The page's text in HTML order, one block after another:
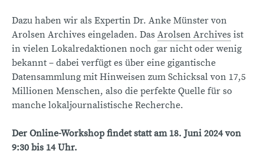
Dazu haben wir als Expertin Dr. Anke Münster von
Arolsen Archives eingeladen. Das Arolsen Archives ist
in vielen Lokalredaktionen noch gar nicht oder wenig
bekannt – dabei verfügt es über eine gigantische
Datensammlung mit Hinweisen zum Schicksal von 17,5
Millionen Menschen, also die perfekte Quelle für so
manche lokaljournalistische Recherche.
Der Online-Workshop findet statt am 18. Juni 2024 von
9:30 bis 14 Uhr.